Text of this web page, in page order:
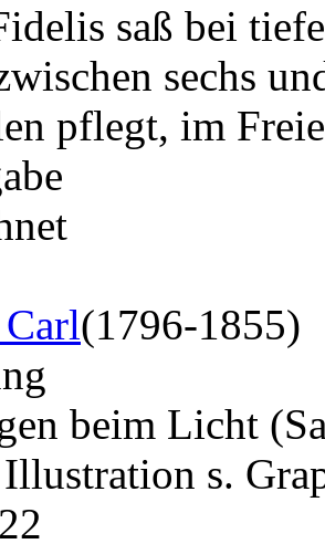
saß bei
sechs
pflegt, im
(1796-1855)
beim Licht
s.